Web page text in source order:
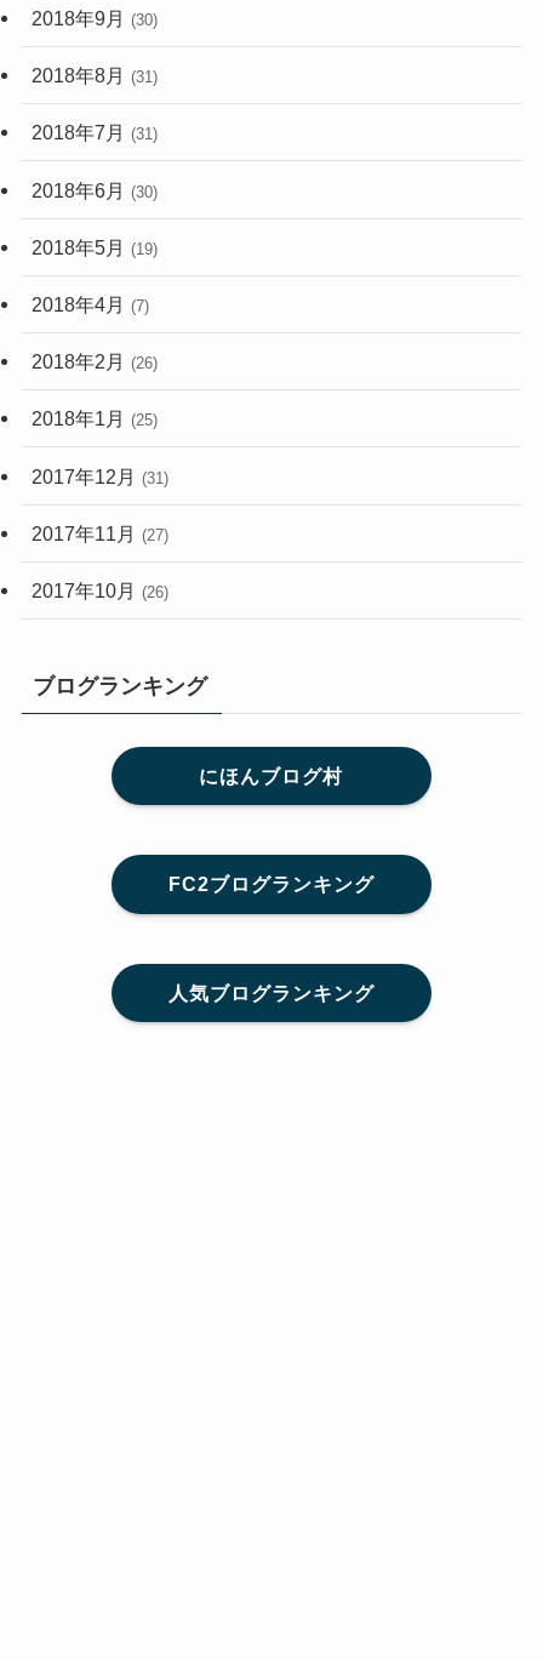
2018年9月 (30)
2018年8月 (31)
2018年7月 (31)
2018年6月 (30)
2018年5月 (19)
2018年4月 (7)
2018年2月 (26)
2018年1月 (25)
2017年12月 (31)
2017年11月 (27)
2017年10月 (26)
ブログランキング
にほんブログ村
FC2ブログランキング
人気ブログランキング